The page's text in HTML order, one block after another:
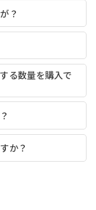
？
る数量を購入で
か？